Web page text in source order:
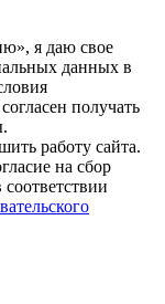
я даю свое
данных в
получать
работу сайта.
на сбор